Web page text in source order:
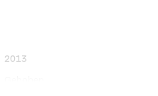
2013